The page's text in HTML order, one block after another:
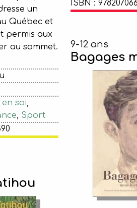
un
Québec et
permis aux
au sommet.
soi,
, Sport
ISBN :
9-12 ans
Bagages